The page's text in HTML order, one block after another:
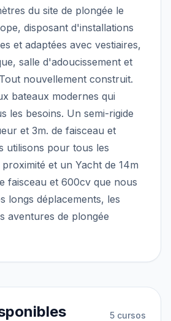
du site de plongée le
disposant d'installations
et adaptées avec vestiaires,
salle d'adoucissement et
nouvellement construit.
bateaux modernes qui
les besoins. Un semi-rigide
et 3m. de faisceau et
utilisons pour tous les
et un Yacht de 14m
faisceau et 600cv que nous
longs déplacements, les
aventures de plongée
5 cursos